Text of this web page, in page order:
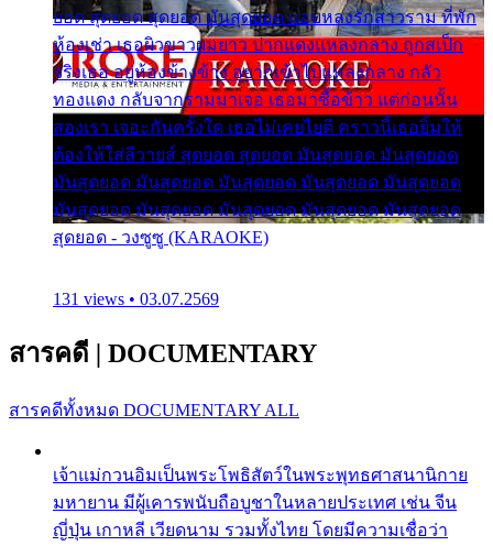
ยอด สุดยอด สุดยอด มันสุดยอด แอบหลงรักสาวราม ที่พัก
ห้องเช่า เธอผิวขาวผมยาว ปากแดงแหลงกลาง ถูกสเป็ก
จริงเธอ อยู่ห้องข้างข้าง อยากเข้าไปแหลงกลาง กลัว
ทองแดง กลับจากรามมาเจอ เธอมาซื้อข้าว แต่ก่อนนั้น
สองเรา เจอะกันครั้งใด เธอไม่เคยไยดี คราวนี้เธอยิ้มให้
ต้องให้ใส่ลีวายส์ สุดยอด สุดยอด มันสุดยอด มันสุดยอด
มันสุดยอด มันสุดยอด มันสุดยอด มันสุดยอด มันสุดยอด
มันสุดยอด มันสุดยอด มันสุดยอด มันสุดยอด มันสุดยอด
สุดยอด - วงซูซู (KARAOKE)
131 views • 03.07.2569
สารคดี | DOCUMENTARY
สารคดีทั้งหมด DOCUMENTARY ALL
เจ้าแม่กวนอิมเป็นพระโพธิสัตว์ในพระพุทธศาสนานิกาย
มหายาน มีผู้เคารพนับถือบูชาในหลายประเทศ เช่น จีน
ญี่ปุ่น เกาหลี เวียดนาม รวมทั้งไทย โดยมีความเชื่อว่า